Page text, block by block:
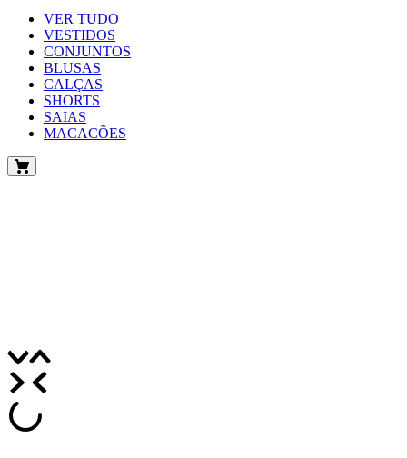
VER TUDO
VESTIDOS
CONJUNTOS
BLUSAS
CALÇAS
SHORTS
SAIAS
MACACÕES